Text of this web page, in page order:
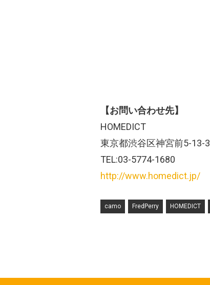
【お問い合わせ先】
HOMEDICT
東京都渋谷区神宮前5-13-3
TEL:03-5774-1680
http://www.homedict.jp/
camo FredPerry HOMEDICT